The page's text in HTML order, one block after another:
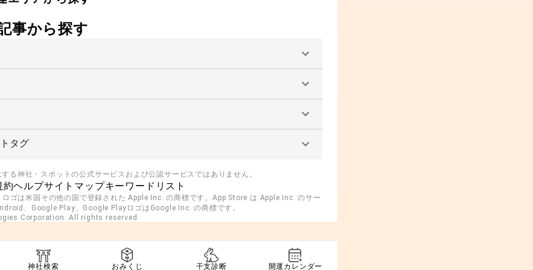
事から探す
タグ
る神社・スポットの公式サービスおよび公認サービスではありません。
約ヘルプサイトマップキーワードリスト
ゴは米国その他の国で登録された Apple Inc. の商標です。App Store は Apple Inc. のサー
、Google Play、Google PlayロゴはGoogle Inc. の商標です。
Corporation. All rights reserved.
神社検索 おみくじ 干支診断 開運カレンダー